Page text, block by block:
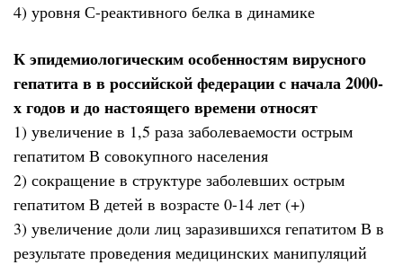
4) уровня С-реактивного белка в динамике
К эпидемиологическим особенностям вирусного
гепатита в в российской федерации с начала 2000-
х годов и до настоящего времени относят
1) увеличение в 1,5 раза заболеваемости острым
гепатитом В совокупного населения
2) сокращение в структуре заболевших острым
гепатитом В детей в возрасте 0-14 лет (+)
3) увеличение доли лиц заразившихся гепатитом В в
результате проведения медицинских манипуляций